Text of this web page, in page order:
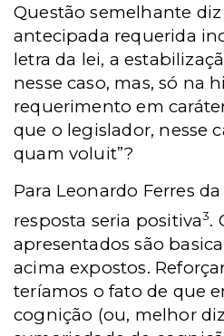
Questão semelhante
antecipada requerida
letra da lei, a
nesse caso, mas, só na
requerimento em
que o legislador, nesse
quam voluit”?
Para Leonardo Ferres
resposta seria positiva3.
apresentados são
acima expostos.
teríamos o fato de que
cognição (ou, melhor